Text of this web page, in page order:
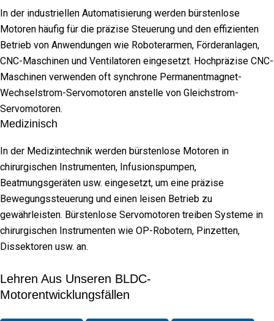
In der industriellen Automatisierung werden bürstenlose
Motoren häufig für die präzise Steuerung und den effizienten
Betrieb von Anwendungen wie Roboterarmen, Förderanlagen,
CNC-Maschinen und Ventilatoren eingesetzt. Hochpräzise CNC-
Maschinen verwenden oft synchrone Permanentmagnet-
Wechselstrom-Servomotoren anstelle von Gleichstrom-
Servomotoren.
Medizinisch
In der Medizintechnik werden bürstenlose Motoren in
chirurgischen Instrumenten, Infusionspumpen,
Beatmungsgeräten usw. eingesetzt, um eine präzise
Bewegungssteuerung und einen leisen Betrieb zu
gewährleisten. Bürstenlose Servomotoren treiben Systeme in
chirurgischen Instrumenten wie OP-Robotern, Pinzetten,
Dissektoren usw. an.
Lehren Aus Unseren BLDC-
Motorentwicklungsfällen